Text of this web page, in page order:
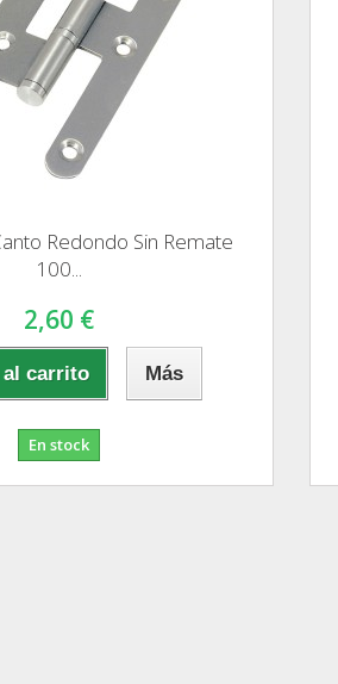
Redondo Sin Remate
100...
2,60 €
al carrito Más
En stock